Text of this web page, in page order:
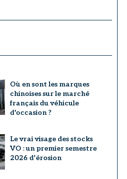
Où en sont les marques
chinoises sur le marché
français du véhicule
d'occasion ?
Le vrai visage des stocks
VO : un premier semestre
2026 d'érosion